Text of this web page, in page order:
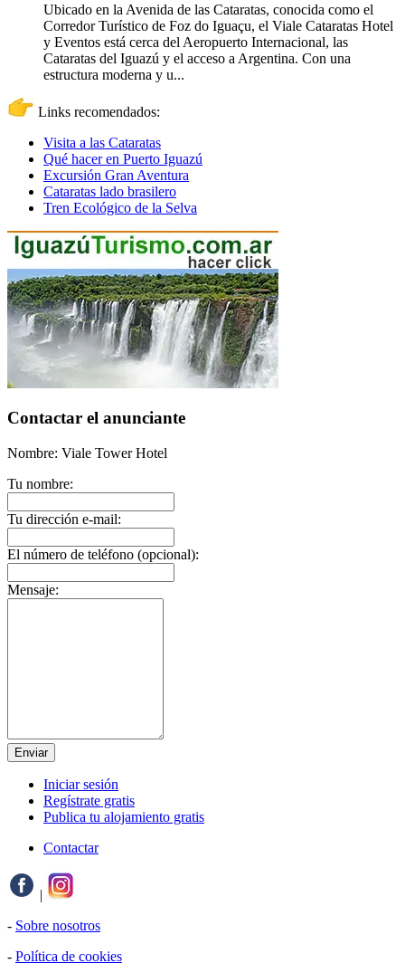
Ubicado en la Avenida de las Cataratas, conocida como el
Corredor Turístico de Foz do Iguaçu, el Viale Cataratas Hotel
y Eventos está cerca del Aeropuerto Internacional, las
Cataratas del Iguazú y el acceso a Argentina. Con una
estructura moderna y u...
Links recomendados:
Visita a las Cataratas
Qué hacer en Puerto Iguazú
Excursión Gran Aventura
Cataratas lado brasilero
Tren Ecológico de la Selva
Contactar el anunciante
Nombre: Viale Tower Hotel
Tu nombre:
Tu dirección e-mail:
El número de teléfono (opcional):
Mensaje:
Enviar
Iniciar sesión
Regístrate gratis
Publica tu alojamiento gratis
Contactar
|
- Sobre nosotros
- Política de cookies